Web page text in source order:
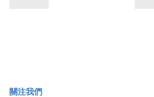
關注我們